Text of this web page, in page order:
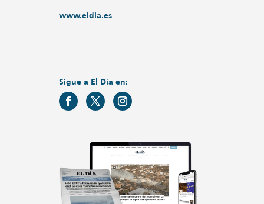
www.eldia.es
Sigue a El Día en: